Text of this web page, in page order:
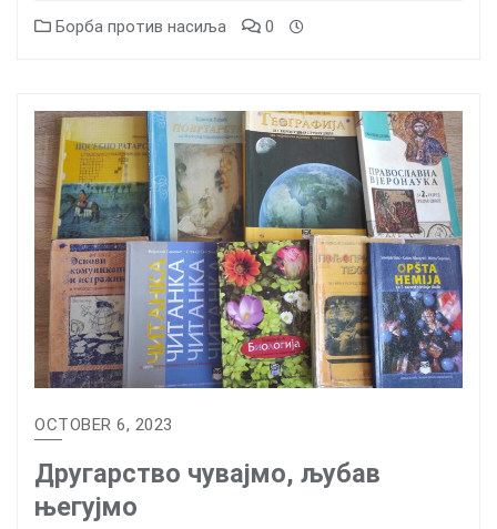
Борба против насиља 0
OCTOBER 6, 2023
Другарство чувајмо, љубав
његујмо